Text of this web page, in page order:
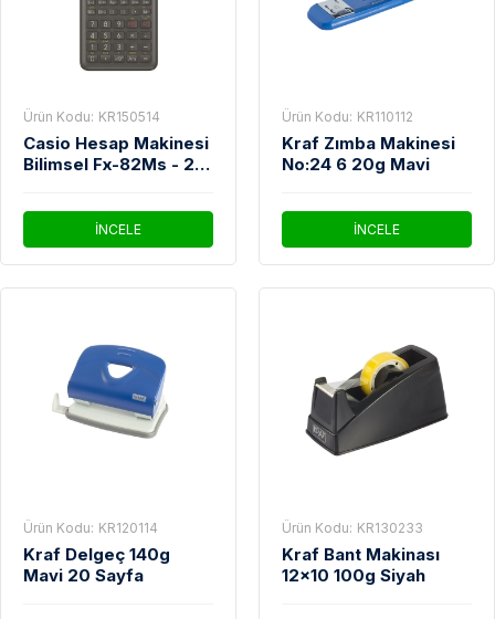
Ürün Kodu: KR150514
Casio Hesap Makinesi
Bilimsel Fx-82Ms - 2 -
İNCELE
Ürün Kodu: KR110112
Kraf Zımba Makinesi
No:24 6 20g Mavi
İNCELE
Ürün Kodu: KR120114
Kraf Delgeç 140g
Mavi 20 Sayfa
Ürün Kodu: KR130233
Kraf Bant Makinası
12x10 100g Siyah